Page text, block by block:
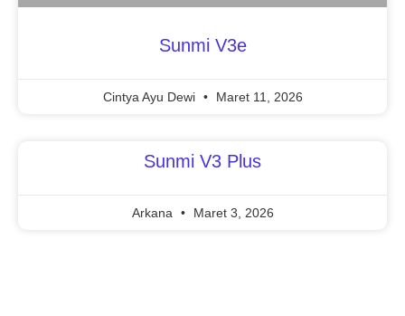
Sunmi V3e
Cintya Ayu Dewi Maret 11, 2026
Sunmi V3 Plus
Arkana Maret 3, 2026